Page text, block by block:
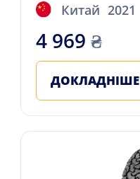
Китай 2021
4 969 ₴
ДОКЛАДНІШЕ